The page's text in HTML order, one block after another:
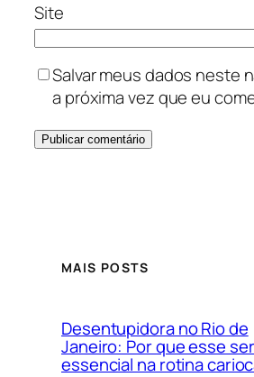
Site
Salvar meus dados neste
a próxima vez que eu
MAIS POSTS
Desentupidora no Rio de
Janeiro: Por que esse
essencial na rotina